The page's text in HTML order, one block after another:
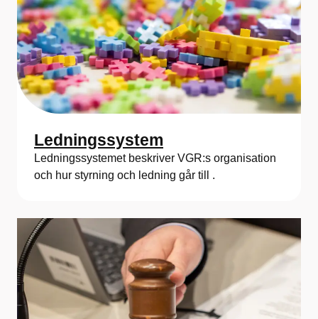
Ledningssystem
Ledningssystemet beskriver VGR:s organisation
och hur styrning och ledning går till .